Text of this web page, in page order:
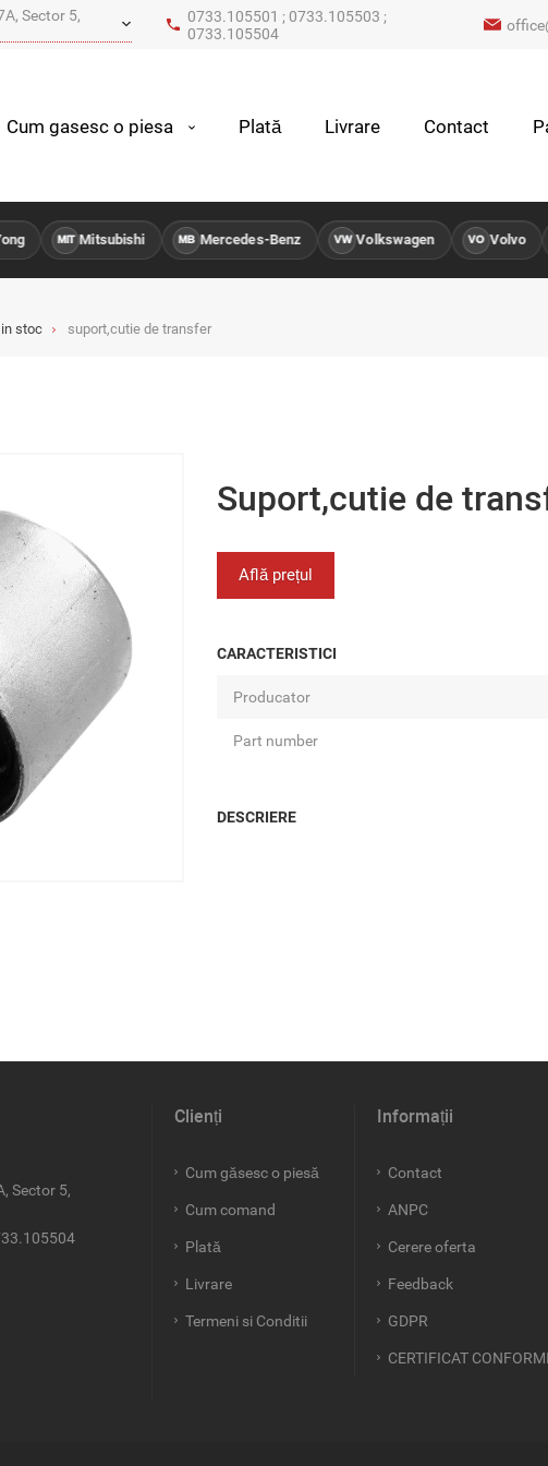
Sector 5,
0733.105501 ; 0733.105503 ;
0733.105504
Cum gasesc o piesa Plată Livrare Contact
MIT Mitsubishi MB Mercedes-Benz VW Volkswagen VO Volvo
stoc suport,cutie de transfer
Suport,cutie de
Află prețul
CARACTERISTICI
Producator
Part number
DESCRIERE
Sector 5,
Clienți
Cum găsesc o piesă
Cum comand
Plată
Livrare
Termeni si Conditii
Informații
Contact
ANPC
Cerere oferta
Feedback
GDPR
CERTIFICAT